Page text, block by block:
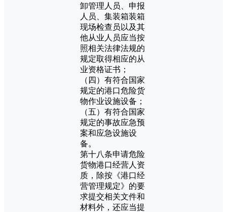
卸管理人员、申报
人员、集装箱装箱
现场检查员以及其
他从业人员应当按
照相关法律法规的
规定取得相应的从
业资格证书；
（四）有符合国家
规定的港口危险货
物作业设施设备；
（五）有符合国家
规定的事故应急预
案和应急设施设
备。
第十八条申请危险
货物港口经营人资
质，除按《港口经
营管理规定》的要
求提交相关文件和
材料外，还应当提